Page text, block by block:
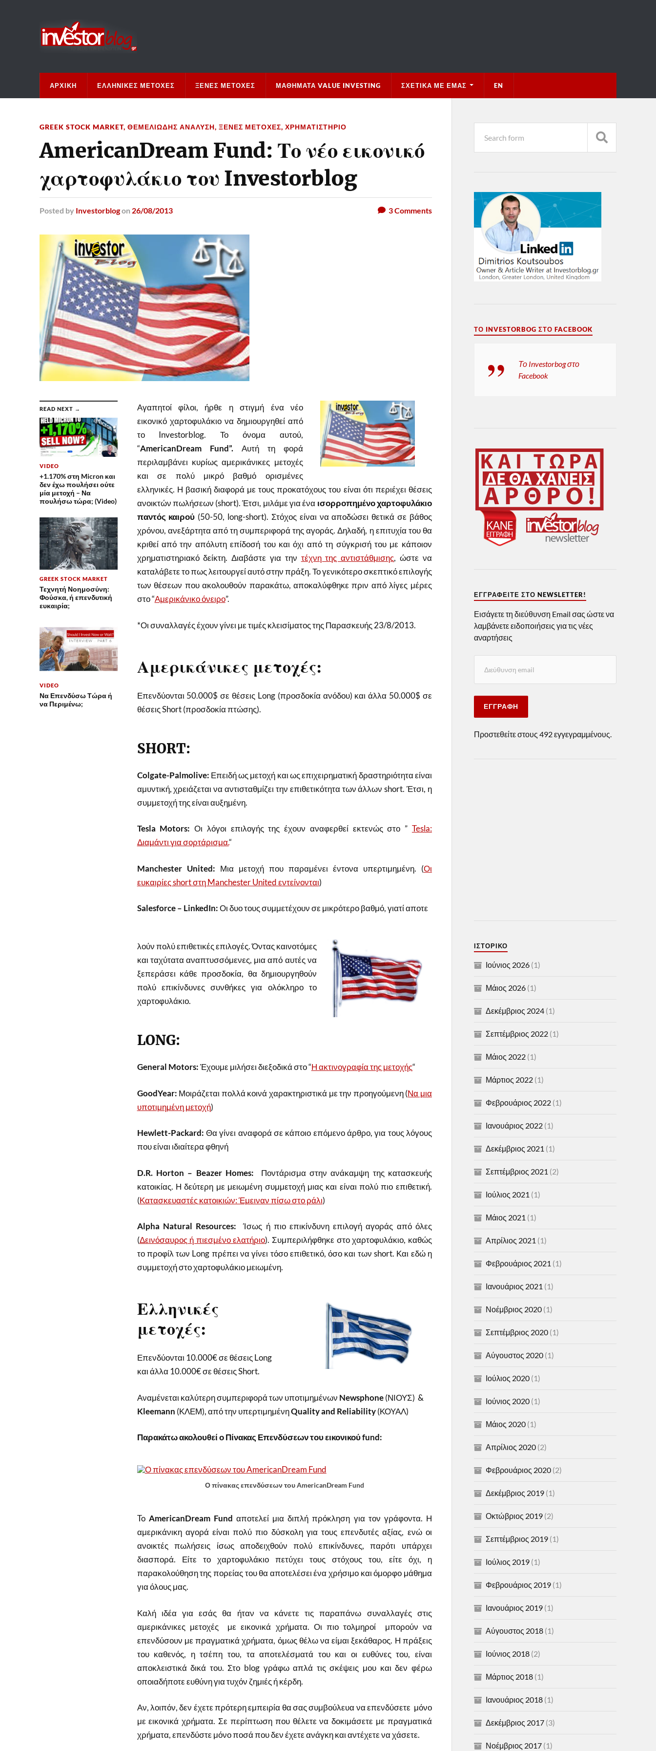
ΑΡΧΙΚΉ ΕΛΛΗΝΙΚΈΣ ΜΕΤΟΧΈΣ ΞΈΝΕΣ ΜΕΤΟΧΈΣ ΜΑΘΉΜΑΤΑ VALUE INVESTING ΣΧΕΤΙΚΆ ΜΕ ΕΜΆΣ EN
GREEK STOCK MARKET, ΘΕΜΕΛΙΏΔΗΣ ΑΝΆΛΥΣΗ, ΞΈΝΕΣ ΜΕΤΟΧΈΣ, ΧΡΗΜΑΤΙΣΤΉΡΙΟ
AmericanDream Fund: Το νέο εικονικό
χαρτοφυλάκιο του Investorblog
Posted by Investorblogon 26/08/2013 3Comments
READ NEXT →
VIDEO
+1.170% στη Micron και
δεν έχω πουλήσει ούτε
μία μετοχή – Να
πουλήσω τώρα; (Video)
GREEK STOCK MARKET
Τεχνητή Νοημοσύνη:
Φούσκα, ή επενδυτική
ευκαιρία;
VIDEO
Να Επενδύσω Τώρα ή
να Περιμένω;
Αγαπητοί φίλοι, ήρθε η στιγμή ένα νέο
εικονικό χαρτοφυλάκιο να δημιουργηθεί από
το Investorblog. Το όνομα αυτού,
“AmericanDream Fund”.Αυτή τη φορά
περιλαμβάνει κυρίως αμερικάνικες μετοχές
και σε πολύ μικρό βαθμό ορισμένες
ελληνικές. Η βασική διαφορά με τους προκατόχους του είναι ότι περιέχει θέσεις
ανοικτών πωλήσεων (short). Έτσι, μιλάμε για ένα ισορροπημένο χαρτοφυλάκιο
παντός καιρού (50-50, long-short). Στόχος είναι να αποδώσει θετικά σε βάθος
χρόνου, ανεξάρτητα από τη συμπεριφορά της αγοράς. Δηλαδή, η επιτυχία του θα
κριθεί από την απόλυτη επίδοσή του και όχι από τη σύγκρισή του με κάποιον
χρηματιστηριακό δείκτη. Διαβάστε για την τέχνη της αντιστάθμισης, ώστε να
καταλάβετε το πως λειτουργεί αυτό στην πράξη. Το γενικότερο σκεπτικό επιλογής
των θέσεων που ακολουθούν παρακάτω, αποκαλύφθηκε πριν από λίγες μέρες
στο “Αμερικάνικο όνειρο”.
*Οι συναλλαγές έχουν γίνει με τιμές κλεισίματος της Παρασκευής 23/8/2013.
Αμερικάνικες μετοχές:
Επενδύονται 50.000$ σε θέσεις Long (προσδοκία ανόδου) και άλλα 50.000$ σε
θέσεις Short (προσδοκία πτώσης).
SHORT:
Colgate-Palmolive: Επειδή ως μετοχή και ως επιχειρηματική δραστηριότητα είναι
αμυντική, χρειάζεται να αντισταθμίζει την επιθετικότητα των άλλων short. Έτσι, η
συμμετοχή της είναι αυξημένη.
Tesla Motors: Οι λόγοι επιλογής της έχουν αναφερθεί εκτενώς στο ” Tesla:
Διαμάντι για σορτάρισμα.“
Manchester United: Μια μετοχή που παραμένει έντονα υπερτιμημένη. (Οι
ευκαιρίες short στη Manchester United εντείνονται)
Salesforce – LinkedIn:Οι δυο τους συμμετέχουν σε μικρότερο βαθμό, γιατί αποτε
λούν πολύ επιθετικές επιλογές. Όντας καινοτόμες
και ταχύτατα αναπτυσσόμενες, μια από αυτές να
ξεπεράσει κάθε προσδοκία, θα δημιουργηθούν
πολύ επικίνδυνες συνθήκες για ολόκληρο το
χαρτοφυλάκιο.
LONG:
General Motors:Έχουμε μιλήσει διεξοδικά στο “Η ακτινογραφία της μετοχής“
GoodYear: Μοιράζεται πολλά κοινά χαρακτηριστικά με την προηγούμενη (Να μια
υποτιμημένη μετοχή)
Hewlett-Packard: Θα γίνει αναφορά σε κάποιο επόμενο άρθρο, για τους λόγους
που είναι ιδιαίτερα φθηνή
D.R. Horton – Beazer Homes:
Ποντάρισμα στην ανάκαμψη της κατασκευής
κατοικίας. Η δεύτερη με μειωμένη συμμετοχή μιας και είναι πολύ πιο επιθετική.
(Κατασκευαστές κατοικιών: Έμειναν πίσω στο ράλι)
Alpha Natural Resources:
Ίσως ή πιο επικίνδυνη επιλογή αγοράς από όλες
(Δεινόσαυρος ή πιεσμένο ελατήριο). Συμπεριλήφθηκε στο χαρτοφυλάκιο, καθώς
το προφίλ των Long πρέπει να γίνει τόσο επιθετικό, όσο και των short. Και εδώ η
συμμετοχή στο χαρτοφυλάκιο μειωμένη.
Ελληνικές
μετοχές:
Επενδύονται 10.000€ σε θέσεις Long
και άλλα 10.000€ σε θέσεις Short.
Αναμένεται καλύτερη συμπεριφορά των υποτιμημένων Newsphone(ΝΙΟΥΣ) &
Kleemann (ΚΛΕΜ), από την υπερτιμημένηQuality and Reliability(ΚΟΥΑΛ)
Παρακάτω ακολουθεί ο Πίνακας Επενδύσεων του εικονικού fund:
Ο πίνακας επενδύσεων του AmericanDream Fund
To AmericanDream Fund αποτελεί μια διπλή πρόκληση για τον γράφοντα. Η
αμερικάνικη αγορά είναι πολύ πιο δύσκολη για τους επενδυτές αξίας, ενώ οι
ανοικτές πωλήσεις ίσως αποδειχθούν πολύ επικίνδυνες, παρότι υπάρχει
διασπορά. Είτε το χαρτοφυλάκιο πετύχει τους στόχους του, είτε όχι, η
παρακολούθηση της πορείας του θα αποτελέσει ένα χρήσιμο και όμορφο μάθημα
για όλους μας.
Καλή ιδέα για εσάς θα ήταν να κάνετε τις παραπάνω συναλλαγές στις
αμερικάνικες μετοχές με εικονικά χρήματα. Οι πιο τολμηροί μπορούν να
επενδύσουν με πραγματικά χρήματα, όμως θέλω να είμαι ξεκάθαρος. Η πράξεις
του καθενός, η τσέπη του, τα αποτελέσματά του και οι ευθύνες του, είναι
αποκλειστικά δικά του. Στο blog γράφω απλά τις σκέψεις μου και δεν φέρω
οποιαδήποτε ευθύνη για τυχόν ζημιές ή κέρδη.
Αν, λοιπόν, δεν έχετε πρότερη εμπειρία θα σας συμβούλευα να επενδύσετε μόνο
με εικονικά χρήματα. Σε περίπτωση που θέλετε να δοκιμάσετε με πραγματικά
χρήματα, επενδύστε μόνο ποσά που δεν έχετε ανάγκη και αντέχετε να χάσετε.
ΤΟ INVESTORBOG ΣΤΟ FACEBOOK
Το Investorbog στο
Facebook
ΕΓΓΡΑΦΕΊΤΕ ΣΤΟ NEWSLETTER!
Εισάγετε τη διεύθυνση Email σας ώστε να
λαμβάνετε ειδοποιήσεις για τις νέες
αναρτήσεις
ΕΓΓΡΑΦΉ
Προστεθείτε στους 492 εγγεγραμμένους.
ΙΣΤΟΡΙΚΌ
Ιούνιος 2026(1)
Μάιος 2026(1)
Δεκέμβριος 2024(1)
Σεπτέμβριος 2022(1)
Μάιος 2022(1)
Μάρτιος 2022(1)
Φεβρουάριος 2022(1)
Ιανουάριος 2022(1)
Δεκέμβριος 2021 (1)
Σεπτέμβριος 2021 (2)
Ιούλιος 2021 (1)
Μάιος 2021 (1)
Απρίλιος 2021 (1)
Φεβρουάριος 2021 (1)
Ιανουάριος 2021 (1)
Νοέμβριος 2020(1)
Σεπτέμβριος 2020(1)
Αύγουστος 2020(1)
Ιούλιος 2020(1)
Ιούνιος 2020(1)
Μάιος 2020(1)
Απρίλιος 2020(2)
Φεβρουάριος 2020(2)
Δεκέμβριος 2019(1)
Οκτώβριος 2019(2)
Σεπτέμβριος 2019(1)
Ιούλιος 2019(1)
Φεβρουάριος 2019(1)
Ιανουάριος 2019(1)
Αύγουστος 2018(1)
Ιούνιος 2018(2)
Μάρτιος 2018(1)
Ιανουάριος 2018(1)
Δεκέμβριος 2017(3)
Νοέμβριος 2017(1)